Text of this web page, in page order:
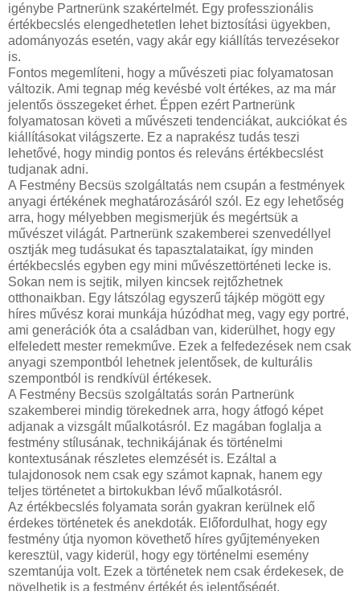
igénybe Partnerünk szakértelmét. Egy professzionális
értékbecslés elengedhetetlen lehet biztosítási ügyekben,
adományozás esetén, vagy akár egy kiállítás tervezésekor
is.
Fontos megemlíteni, hogy a művészeti piac folyamatosan
változik. Ami tegnap még kevésbé volt értékes, az ma már
jelentős összegeket érhet. Éppen ezért Partnerünk
folyamatosan követi a művészeti tendenciákat, aukciókat és
kiállításokat világszerte. Ez a naprakész tudás teszi
lehetővé, hogy mindig pontos és releváns értékbecslést
tudjanak adni.
A Festmény Becsüs szolgáltatás nem csupán a festmények
anyagi értékének meghatározásáról szól. Ez egy lehetőség
arra, hogy mélyebben megismerjük és megértsük a
művészet világát. Partnerünk szakemberei szenvedéllyel
osztják meg tudásukat és tapasztalataikat, így minden
értékbecslés egyben egy mini művészettörténeti lecke is.
Sokan nem is sejtik, milyen kincsek rejtőzhetnek
otthonaikban. Egy látszólag egyszerű tájkép mögött egy
híres művész korai munkája húzódhat meg, vagy egy portré,
ami generációk óta a családban van, kiderülhet, hogy egy
elfeledett mester remekműve. Ezek a felfedezések nem csak
anyagi szempontból lehetnek jelentősek, de kulturális
szempontból is rendkívül értékesek.
A Festmény Becsüs szolgáltatás során Partnerünk
szakemberei mindig törekednek arra, hogy átfogó képet
adjanak a vizsgált műalkotásról. Ez magában foglalja a
festmény stílusának, technikájának és történelmi
kontextusának részletes elemzését is. Ezáltal a
tulajdonosok nem csak egy számot kapnak, hanem egy
teljes történetet a birtokukban lévő műalkotásról.
Az értékbecslés folyamata során gyakran kerülnek elő
érdekes történetek és anekdoták. Előfordulhat, hogy egy
festmény útja nyomon követhető híres gyűjteményeken
keresztül, vagy kiderül, hogy egy történelmi esemény
szemtanúja volt. Ezek a történetek nem csak érdekesek, de
növelhetik is a festmény értékét és jelentőségét.